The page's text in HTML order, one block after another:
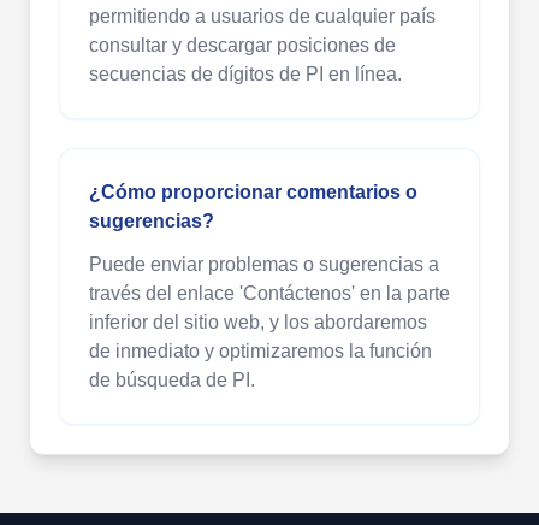
permitiendo a usuarios de cualquier país
consultar y descargar posiciones de
secuencias de dígitos de PI en línea.
¿Cómo proporcionar comentarios o
sugerencias?
Puede enviar problemas o sugerencias a
través del enlace 'Contáctenos' en la parte
inferior del sitio web, y los abordaremos
de inmediato y optimizaremos la función
de búsqueda de PI.